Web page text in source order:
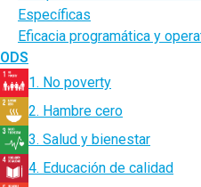
Específicas
Eficacia programática y
ODS
1. No poverty
2. Hambre cero
3. Salud y bienestar
4. Educación de calidad